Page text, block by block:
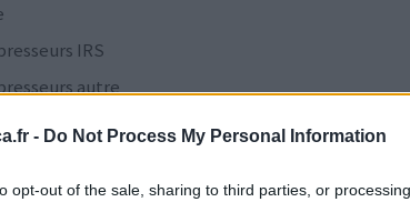
- Do Not Process My Personal Information
opt-out of the sale, sharing to third parties, or
IRS
autre